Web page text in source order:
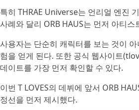
특히 THRAE Universe는 언리얼 엔진
사례와 달리 ORB HAUS는 먼저 아티
사용자는 단순히 캐릭터를 보는 것이
험을 얻게 된다. 또한 공식 웹사이트
데이트를 가장 먼저 확인할 수 있다.
이번 T LOVES의 데뷔에 앞서 ORB
정선을 먼저 제시했다.